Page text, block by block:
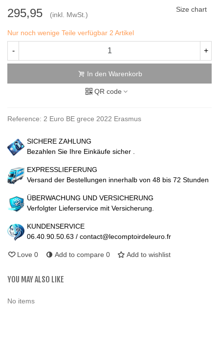
295,95 (inkl. MwSt.)
Size chart
Nur noch wenige Teile verfügbar 2 Artikel
- +
In den Warenkorb
QR code
Reference: 2 Euro BE grece 2022 Erasmus
SICHERE ZAHLUNG
Bezahlen Sie Ihre Einkäufe sicher .
EXPRESSLIEFERUNG
Versand der Bestellungen innerhalb von 48 bis 72 Stunden
ÜBERWACHUNG UND VERSICHERUNG
Verfolgter Lieferservice mit Versicherung.
KUNDENSERVICE
06.40.90.50.63 / contact@lecomptoirdeleuro.fr
Love 0 Add to compare 0 Add to wishlist
YOU MAY ALSO LIKE
No items